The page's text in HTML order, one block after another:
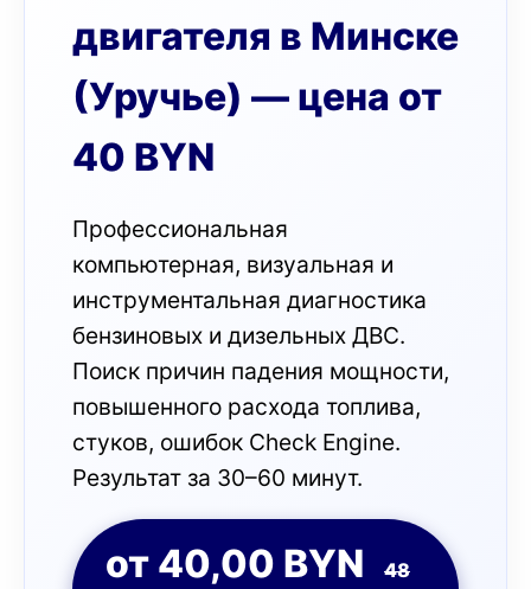
двигателя в Минске
(Уручье) — цена от
40 BYN
Профессиональная
компьютерная, визуальная и
инструментальная диагностика
бензиновых и дизельных ДВС.
Поиск причин падения мощности,
повышенного расхода топлива,
стуков, ошибок Check Engine.
Результат за 30–60 минут.
от 40,00 BYN 48